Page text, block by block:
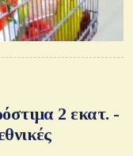
2 εκατ. -